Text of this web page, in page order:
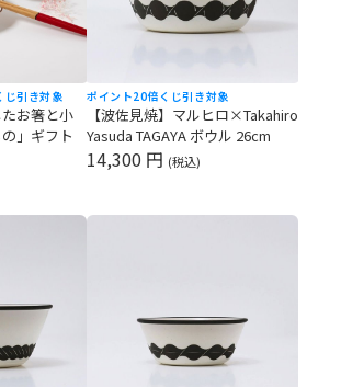
じ引き対象
お箸と小
」ギフト
ポイント20倍 くじ引き対象
【波佐見焼】マルヒロ×Takahiro
Yasuda TAGAYA ボウル 26cm
14,300 円 (税込)